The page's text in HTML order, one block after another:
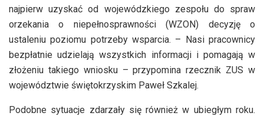
najpierw uzyskać od wojewódzkiego zespołu do spraw
orzekania o niepełnosprawności (WZON) decyzję o
ustaleniu poziomu potrzeby wsparcia. – Nasi pracownicy
bezpłatnie udzielają wszystkich informacji i pomagają w
złożeniu takiego wniosku – przypomina rzecznik ZUS w
województwie świętokrzyskim Paweł Szkalej.
Podobne sytuacje zdarzały się również w ubiegłym roku.